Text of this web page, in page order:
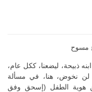
مسوح
ذبيحة، ليضعنا، ككل عام،
نخوض، هنا، في مسألة
هوية الطفل (إسحق وفق